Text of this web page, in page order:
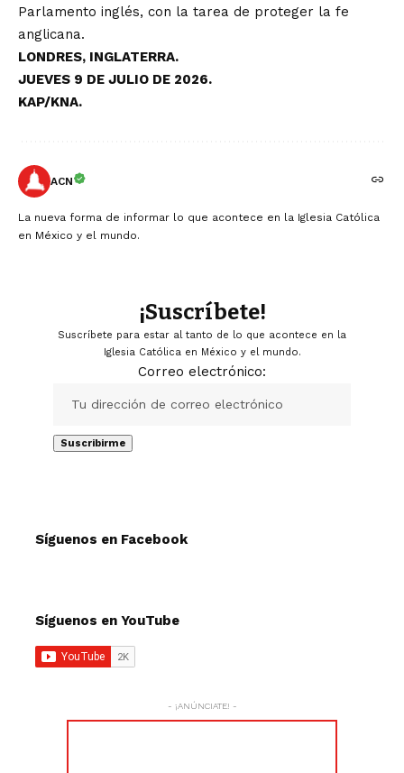
Parlamento inglés, con la tarea de proteger la fe
anglicana.
LONDRES, INGLATERRA.
JUEVES 9 DE JULIO DE 2026.
KAP/KNA.
ACN
La nueva forma de informar lo que acontece en la Iglesia Católica
en México y el mundo.
¡Suscríbete!
Suscríbete para estar al tanto de lo que acontece en la
Iglesia Católica en México y el mundo.
Correo electrónico:
Síguenos en Facebook
Síguenos en YouTube
- ¡ANÚNCIATE! -